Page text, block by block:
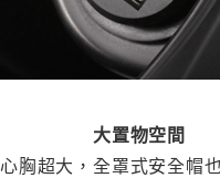
大置物空間
心胸超大，全罩式安全帽